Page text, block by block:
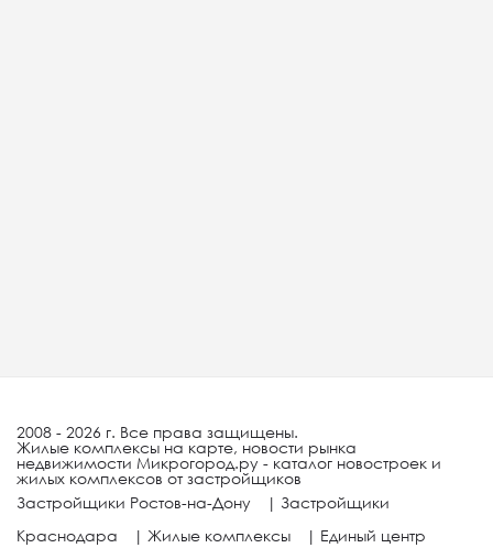
2008 - 2026 г. Все права защищены.
Жилые комплексы на карте, новости рынка
недвижимости Микрогород.ру - каталог новостроек и
жилых комплексов от застройщиков
Застройщики Ростов-на-Дону
| Застройщики
Краснодара
| Жилые комплексы | Единый центр